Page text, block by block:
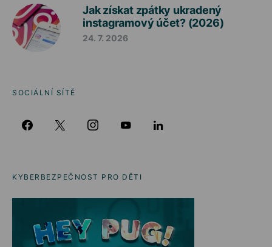
Jak získat zpátky ukradený
instagramový účet? (2026)
24. 7. 2026
SOCIÁLNÍ SÍTĚ
KYBERBEZPEČNOST PRO DĚTI